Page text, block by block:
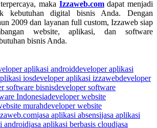
maka Izzaweb.com dapat menjadi
kebutuhan digital bisnis Anda. Dengan
2009 dan layanan full custom, Izzaweb siap
website, aplikasi, dan software
bisnis Anda.
aplikasi androiddeveloper aplikasi
iosdeveloper aplikasi izzawebdeveloper
software bisnisdeveloper software
Indonesiadeveloper website
murahdeveloper website
jasa aplikasi absensijasa aplikasi
androidjasa aplikasi berbasis cloudjasa